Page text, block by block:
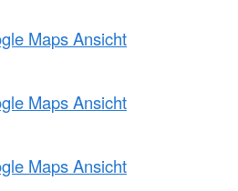
Maps Ansicht
Maps Ansicht
Maps Ansicht